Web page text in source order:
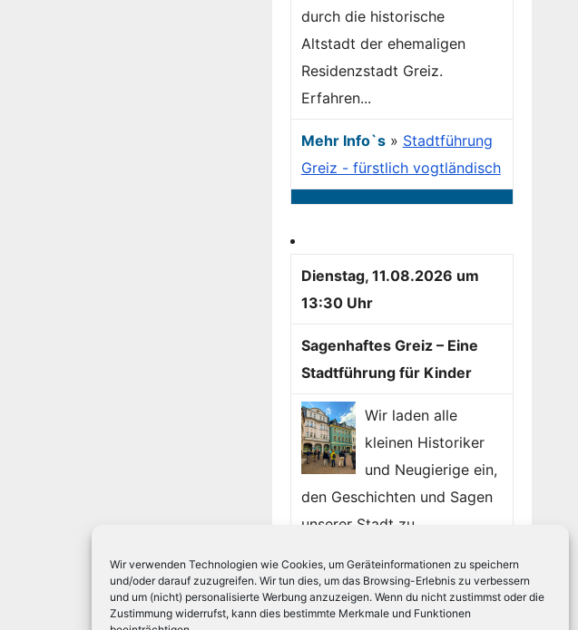
Wir verwenden Technologien wie Cookies, um Geräteinformationen zu speichern
und/oder darauf zuzugreifen. Wir tun dies, um das Browsing-Erlebnis zu verbessern
und um (nicht) personalisierte Werbung anzuzeigen. Wenn du nicht zustimmst oder die
Zustimmung widerrufst, kann dies bestimmte Merkmale und Funktionen
durch die historische
Altstadt der ehemaligen
Residenzstadt Greiz.
Erfahren...
Mehr Info`s» Stadtführung
Greiz - fürstlich vogtländisch
Dienstag, 11.08.2026 um
13:30 Uhr
Sagenhaftes Greiz – Eine
Stadtführung für Kinder
Wir laden alle
kleinen Historiker
und Neugierige ein,
den Geschichten und Sagen
unserer Stadt zu...
Mehr Info`s»Sagenhaftes
Greiz – Eine Stadtführung für
Kinder